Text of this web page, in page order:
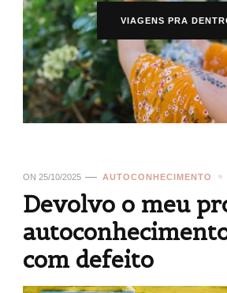
VIAGENS PRA
ON 25/10/2025 AUTOCONHECIMENTO
Devolvo o meu
com defeito